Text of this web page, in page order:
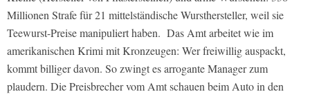
Millionen Strafe für 21 mittelständische Wursthersteller, weil sie
Teewurst-Preise manipuliert haben. Das Amt arbeitet wie im
amerikanischen Krimi mit Kronzeugen: Wer freiwillig auspackt,
kommt billiger davon. So zwingt es arrogante Manager zum
plaudern. Die Preisbrecher vom Amt schauen beim Auto in den